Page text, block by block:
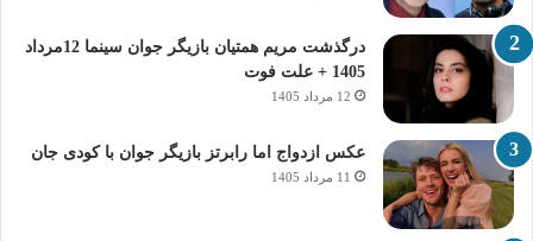
درگذشت مریم همتیان بازیگر جوان سینما 12مرداد
1405 + علت فوت
12 مرداد 1405
عکس ازدواج اما رابرتز بازیگر جوان با کودی جان
11 مرداد 1405